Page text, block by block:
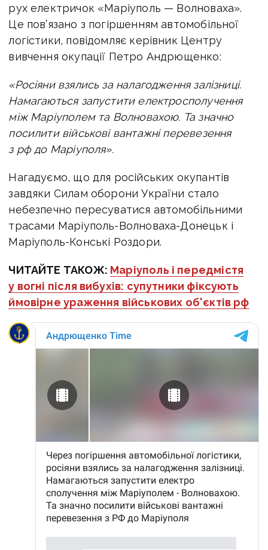
рух електричок «Маріуполь — Волноваха».
Це пов’язано з погіршенням автомобільної
логістики, повідомляє керівник Центру
вивчення окупації Петро Андрющенко:
«Росіяни взялись за налагодження залізниці.
Намагаються запустити електросполучення
між Маріуполем та Волновахою. Та значно
посилити військові вантажні перевезення
з рф до Маріуполя».
Нагадуємо, що для російських окупантів
завдяки Силам оборони України стало
небезпечно пересуватися автомобільними
трасами Маріуполь-Волноваха-Донецьк і
Маріуполь-Конські Роздори.
ЧИТАЙТЕ ТАКОЖ: Маріуполь і передмістя
у вогні після вибухів: супутники фіксують
ймовірне ураження військових об'єктів рф